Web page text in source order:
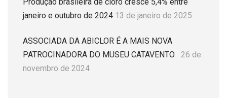
janeiro e outubro de 2024 13 de janeiro de 2025
ASSOCIADA DA ABICLOR É A MAIS NOVA
PATROCINADORA DO MUSEU CATAVENTO
26 de
novembro de 2024